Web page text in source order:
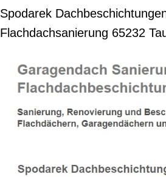
Spodarek
Flachdachsanierung 65232